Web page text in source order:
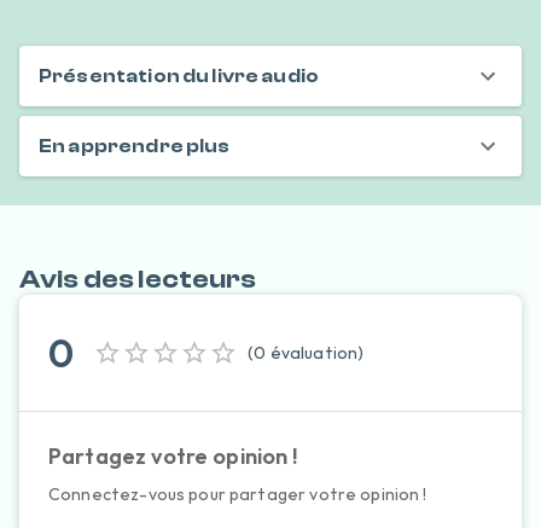
Présentation du livre audio
En apprendre plus
Avis des lecteurs
0 (0 évaluation)
Partagez votre opinion !
Connectez-vous pour partager votre opinion !